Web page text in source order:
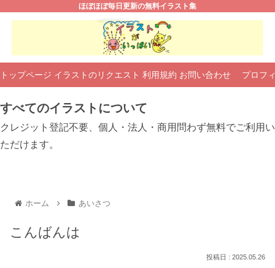
ほぼほぼ毎日更新の無料イラスト集
トップページ イラストのリクエスト 利用規約 お問い合わせ プロフ
すべてのイラストについて
クレジット登記不要、個人・法人・商用問わず無料でご利用い
ただけます。
ホーム あいさつ
こんばんは
2025.05.26